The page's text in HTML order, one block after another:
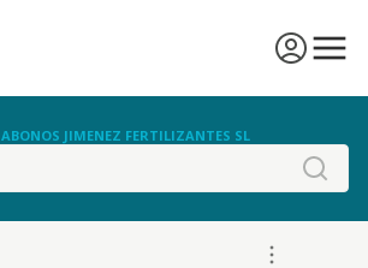
ABONOS JIMENEZ FERTILIZANTES SL